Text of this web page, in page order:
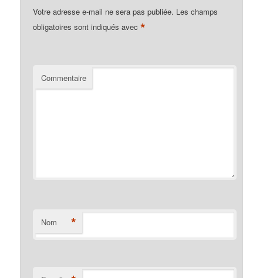
Votre adresse e-mail ne sera pas publiée. Les champs
obligatoires sont indiqués avec*
Commentaire
Nom *